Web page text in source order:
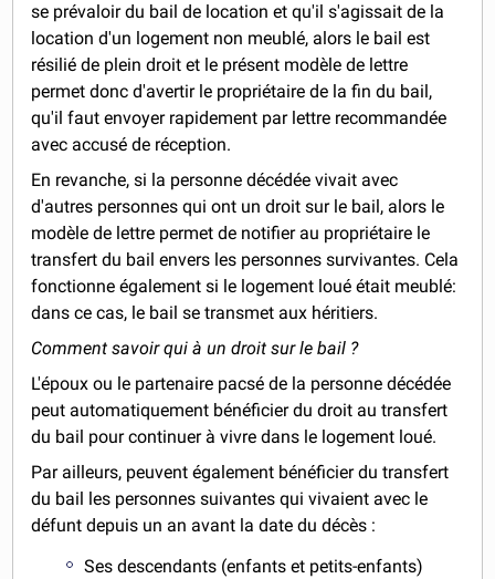
se prévaloir du bail de location et qu'il s'agissait de la
location d'un logement non meublé, alors le bail est
résilié de plein droit et le présent modèle de lettre
permet donc d'avertir le propriétaire de la fin du bail,
qu'il faut envoyer rapidement par lettre recommandée
avec accusé de réception.
En revanche, si la personne décédée vivait avec
d'autres personnes qui ont un droit sur le bail, alors le
modèle de lettre permet de notifier au propriétaire le
transfert du bail envers les personnes survivantes. Cela
fonctionne également si le logement loué était meublé:
dans ce cas, le bail se transmet aux héritiers.
Comment savoir qui à un droit sur le bail ?
L'époux ou le partenaire pacsé de la personne décédée
peut automatiquement bénéficier du droit au transfert
du bail pour continuer à vivre dans le logement loué.
Par ailleurs, peuvent également bénéficier du transfert
du bail les personnes suivantes qui vivaient avec le
défunt depuis un an avant la date du décès :
Ses descendants (enfants et petits-enfants)